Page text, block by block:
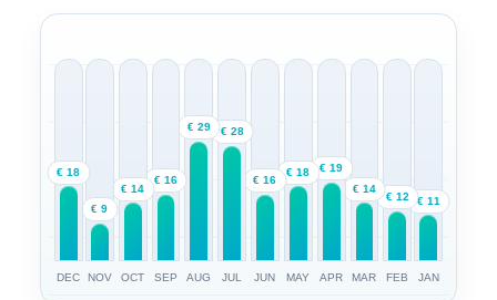
11 €
JAN
12 €
FEB
14 €
MAR
19 €
APR
18 €
MAY
16 €
JUN
28 €
JUL
29 €
AUG
16 €
SEP
14 €
OCT
9 €
NOV
18 €
DEC